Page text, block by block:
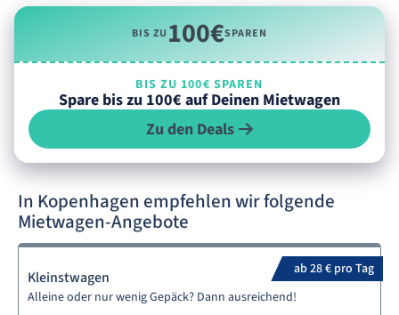
BIS ZU100€SPAREN
BIS ZU 100€ SPAREN
Spare bis zu 100€ auf Deinen Mietwagen
Zu den Deals
In Kopenhagen empfehlen wir folgende
Mietwagen-Angebote
ab 28 € pro Tag
Kleinstwagen
Alleine oder nur wenig Gepäck? Dann ausreichend!